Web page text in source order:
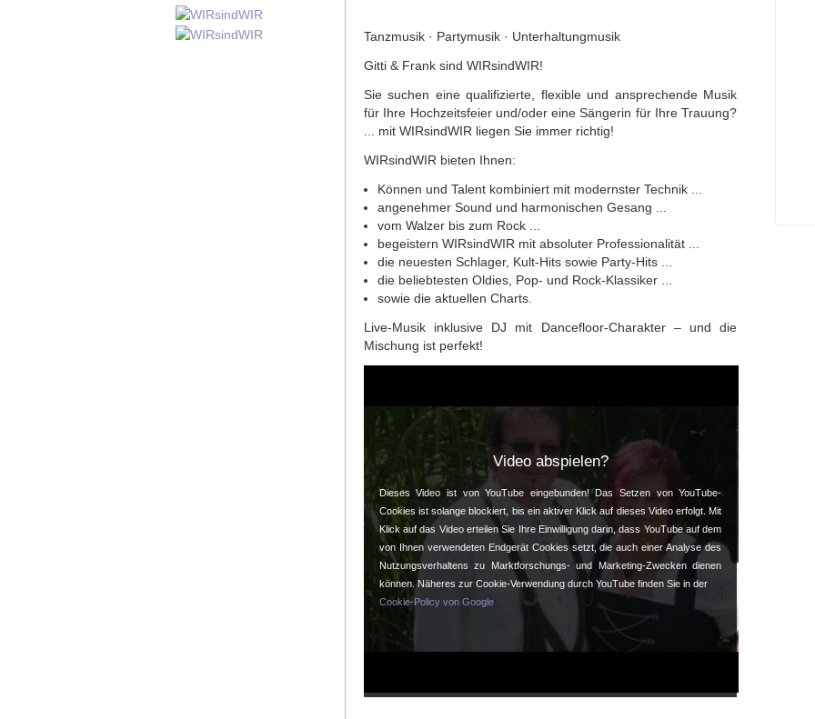
Tanzmusik · Partymusik · Unterhaltungmusik
Gitti & Frank sind WIRsindWIR!
Sie suchen eine qualifizierte, flexible und ansprechende Musik
für Ihre Hochzeitsfeier und/oder eine Sängerin für Ihre Trauung?
... mit WIRsindWIR liegen Sie immer richtig!
WIRsindWIR bieten Ihnen:
Können und Talent kombiniert mit modernster Technik ...
angenehmer Sound und harmonischen Gesang ...
vom Walzer bis zum Rock ...
begeistern WIRsindWIR mit absoluter Professionalität ...
die neuesten Schlager, Kult-Hits sowie Party-Hits ...
die beliebtesten Oldies, Pop- und Rock-Klassiker ...
sowie die aktuellen Charts.
Live-Musik inklusive DJ mit Dancefloor-Charakter – und die
Mischung ist perfekt!
Video abspielen?
Dieses Video ist von YouTube eingebunden! Das Setzen von YouTube-
Cookies ist solange blockiert, bis ein aktiver Klick auf dieses Video erfolgt. Mit
Klick auf das Video erteilen Sie Ihre Einwilligung darin, dass YouTube auf dem
von Ihnen verwendeten Endgerät Cookies setzt, die auch einer Analyse des
Nutzungsverhaltens zu Marktforschungs- und Marketing-Zwecken dienen
können. Näheres zur Cookie-Verwendung durch YouTube finden Sie in der
Cookie-Policy von Google